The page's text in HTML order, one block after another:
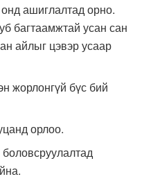
ашиглалтад орно.
багтаамжтай усан сан
айлыг цэвэр усаар
жорлонгүй бүс бий
орлоо.